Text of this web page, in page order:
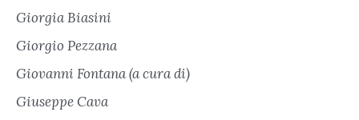
Giorgia Biasini
Giorgio Pezzana
Giovanni Fontana (a cura di)
Giuseppe Cava